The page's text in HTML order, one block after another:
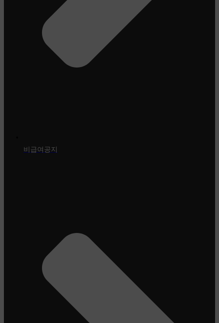
비급여공지